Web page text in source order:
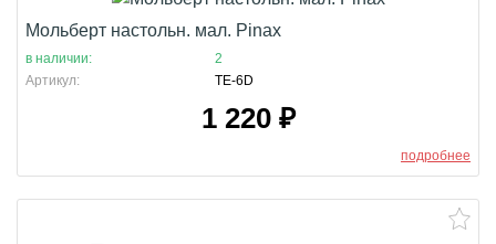
Мольберт настольн. мал. Pinax
в наличии:
2
Артикул:
TE-6D
1 220 ₽
подробнее